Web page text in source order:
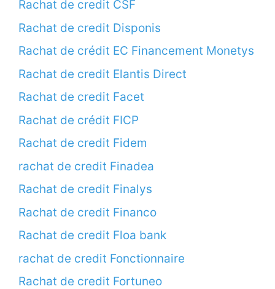
Rachat de credit CSF
Rachat de credit Disponis
Rachat de crédit EC Financement Monetys
Rachat de credit Elantis Direct
Rachat de credit Facet
Rachat de crédit FICP
Rachat de credit Fidem
rachat de credit Finadea
Rachat de credit Finalys
Rachat de credit Financo
Rachat de credit Floa bank
rachat de credit Fonctionnaire
Rachat de credit Fortuneo